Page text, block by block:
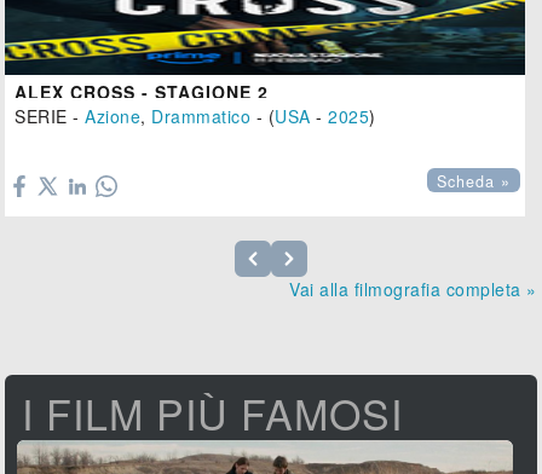
ALEX CROSS - STAGIONE 2
SERIE -Azione, Drammatico - (USA -2025)
Scheda »
Vai alla filmografia completa »
I FILM PIÙ FAMOSI